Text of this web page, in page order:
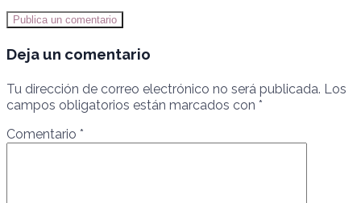
Publica un comentario
Deja un comentario
Tu dirección de correo electrónico no será publicada. Los
campos obligatorios están marcados con *
Comentario *